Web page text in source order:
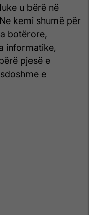
u bërë në
kemi shumë për
botërore,
informatike,
pjesë e
e